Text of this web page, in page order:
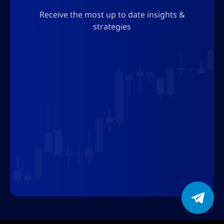
au format json, alors n’ajoutez aucun
caractère qui pourrait briser le format json.
Receive the most up to date insights &
strategies